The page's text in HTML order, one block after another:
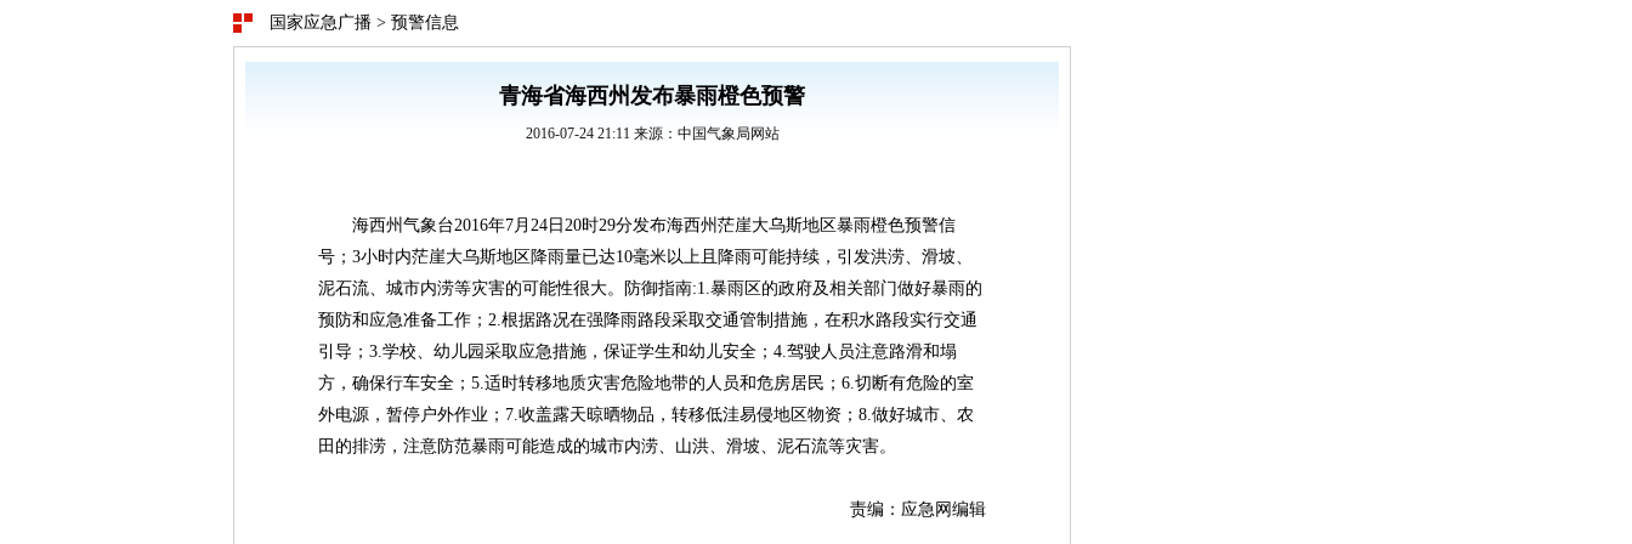
国家应急广播 > 预警信息
青海省海西州发布暴雨橙色预警
2016-07-24 21:11 来源：中国气象局网站
海西州气象台2016年7月24日20时29分发布海西州茫崖大乌斯地区暴雨橙色预警信
号；3小时内茫崖大乌斯地区降雨量已达10毫米以上且降雨可能持续，引发洪涝、滑坡、
泥石流、城市内涝等灾害的可能性很大。防御指南:1.暴雨区的政府及相关部门做好暴雨的
预防和应急准备工作；2.根据路况在强降雨路段采取交通管制措施，在积水路段实行交通
引导；3.学校、幼儿园采取应急措施，保证学生和幼儿安全；4.驾驶人员注意路滑和塌
方，确保行车安全；5.适时转移地质灾害危险地带的人员和危房居民；6.切断有危险的室
外电源，暂停户外作业；7.收盖露天晾晒物品，转移低洼易侵地区物资；8.做好城市、农
田的排涝，注意防范暴雨可能造成的城市内涝、山洪、滑坡、泥石流等灾害。
责编：应急网编辑